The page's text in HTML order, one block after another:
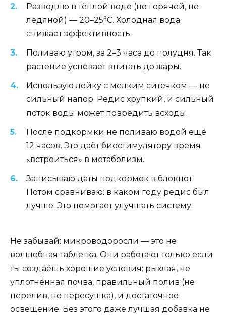
Разводлю в тёплой воде (не горячей, не
ледяной) — 20–25°C. Холодная вода
снижает эффективность.
Поливаю утром, за 2–3 часа до полудня. Так
растение успевает впитать до жары.
Использую лейку с мелким ситечком — не
сильный напор. Редис хрупкий, и сильный
поток воды может повредить всходы.
После подкормки не поливаю водой ещё
12 часов. Это даёт биостимулятору время
«встроиться» в метаболизм.
Записываю даты подкормок в блокнот.
Потом сравниваю: в каком году редис был
лучше. Это помогает улучшать систему.
Не забывай: микроводоросли — это не
волшебная таблетка. Они работают только если
ты создаёшь хорошие условия: рыхлая, не
уплотнённая почва, правильный полив (не
перелив, не пересушка), и достаточное
освещение. Без этого даже лучшая добавка не